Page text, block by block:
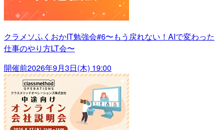
クラメソふくおかIT勉強会#6〜もう戻れない！AIで変わった
仕事のやり方LT会〜
開催前2026年9月3日(木) 19:00